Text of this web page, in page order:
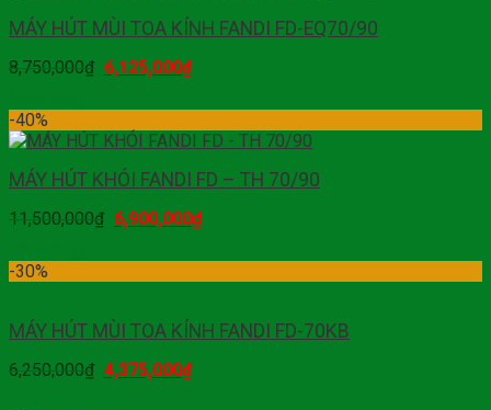
MÁY HÚT MÙI TOA KÍNH FANDI FD-EQ70/90
8,750,000₫ 6,125,000₫
-40%
MÁY HÚT KHÓI FANDI FD – TH 70/90
11,500,000₫ 6,900,000₫
-30%
MÁY HÚT MÙI TOA KÍNH FANDI FD-70KB
6,250,000₫ 4,375,000₫